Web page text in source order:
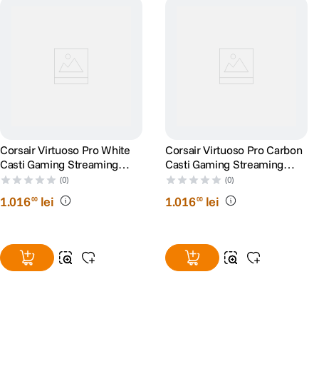
Corsair Virtuoso Pro White
Casti Gaming Streaming
Open Back
(0)
1.01600 lei
Corsair Virtuoso Pro Carbon
Casti Gaming Streaming
Open Back
(0)
1.01600 lei